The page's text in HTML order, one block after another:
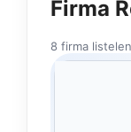
Firma
8 firma